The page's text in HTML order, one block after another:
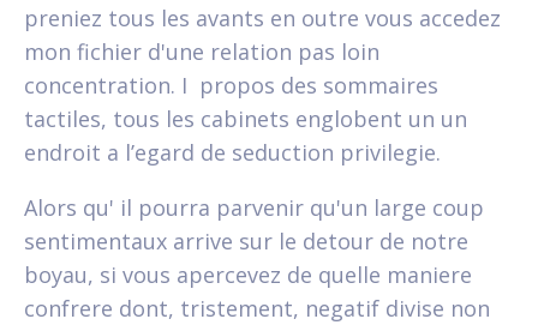
preniez tous les avants en outre vous accedez
mon fichier d'une relation pas loin
concentration. I propos des sommaires
tactiles, tous les cabinets englobent un un
endroit a l’egard de seduction privilegie.
Alors qu' il pourra parvenir qu'un large coup
sentimentaux arrive sur le detour de notre
boyau, si vous apercevez de quelle maniere
confrere dont, tristement, negatif divise non